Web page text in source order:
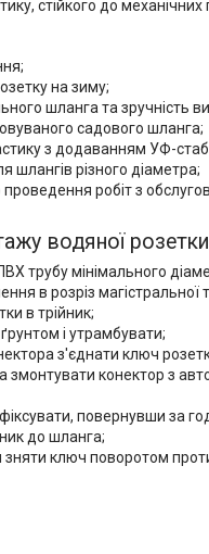
стійкого до
на зиму;
шланга та зручність
садового шланга;
з додаванням УФ-
шлангів різного діаметра;
робіт з
водяної
трубу мінімального
в розріз
в трійник;
і утрамбувати;
з'єднати ключ
змонтувати конектор з
повернувши за
до шланга;
ключ поворотом